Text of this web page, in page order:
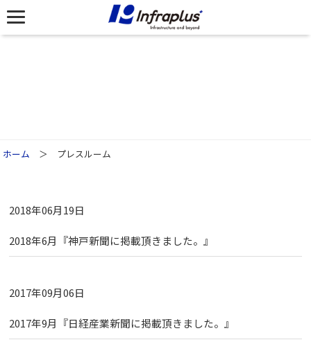
プレスルーム
ホーム ＞ プレスルーム
2018年06月19日
2018年6月『神戸新聞に掲載頂きました。』
2017年09月06日
2017年9月『日経産業新聞に掲載頂きました。』